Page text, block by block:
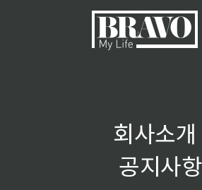
회사소개
공지사항